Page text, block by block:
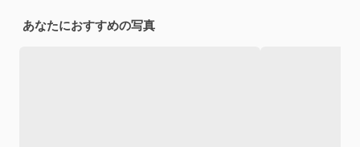
あなたにおすすめの写真